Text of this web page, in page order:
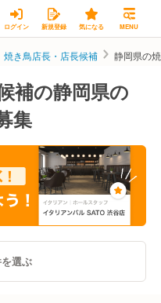
ログイン 新規登録 気になる MENU
焼き鳥店長・店長候補 静岡県の
補の静岡県の
集
選ぶ